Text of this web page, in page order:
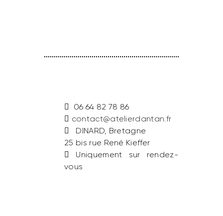
06 64 82 78 86
contact@atelierdantan.fr
DINARD, Bretagne
25 bis rue René Kieffer
Uniquement sur rendez-
vous